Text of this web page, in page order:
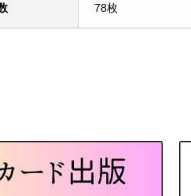
78枚